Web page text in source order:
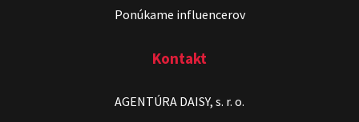
Ponúkame influencerov
Kontakt
AGENTÚRA DAISY, s. r. o.